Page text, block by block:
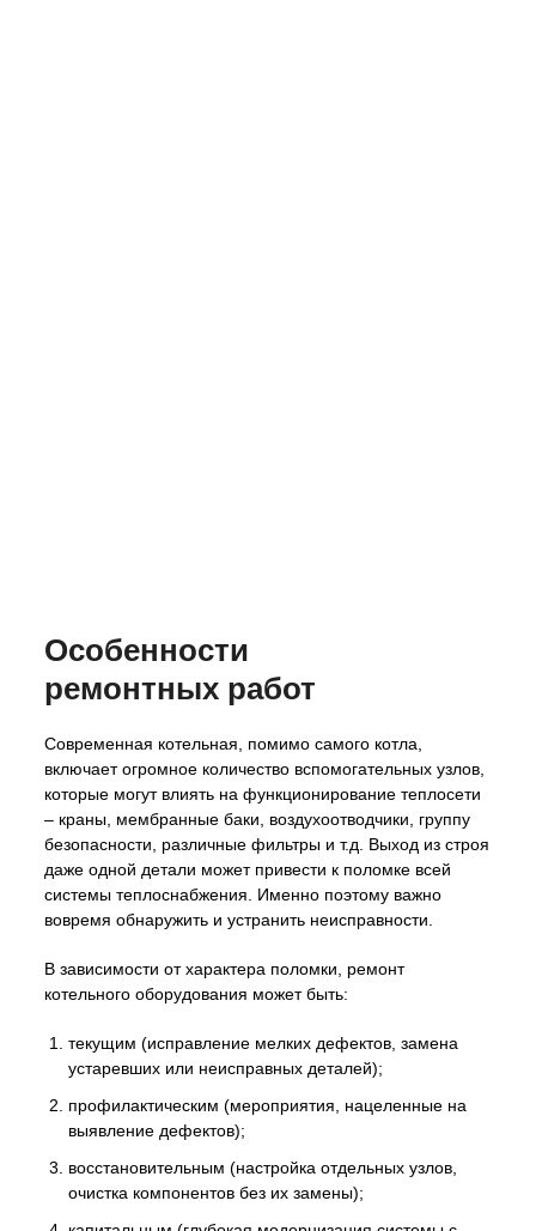
Особенности
ремонтных работ
Современная котельная, помимо самого котла,
включает огромное количество вспомогательных узлов,
которые могут влиять на функционирование теплосети
– краны, мембранные баки, воздухоотводчики, группу
безопасности, различные фильтры и т.д. Выход из строя
даже одной детали может привести к поломке всей
системы теплоснабжения. Именно поэтому важно
вовремя обнаружить и устранить неисправности.
В зависимости от характера поломки, ремонт
котельного оборудования может быть:
текущим (исправление мелких дефектов, замена
устаревших или неисправных деталей);
профилактическим (мероприятия, нацеленные на
выявление дефектов);
восстановительным (настройка отдельных узлов,
очистка компонентов без их замены);